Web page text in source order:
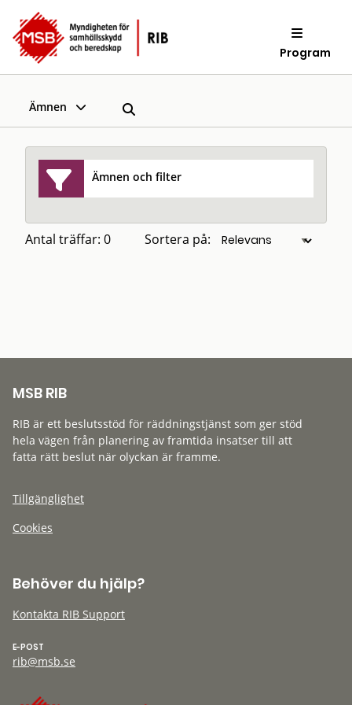
Program
Ämnen
Ämnen och filter
Antal träffar: 0 Sortera på:
MSB RIB
RIB är ett beslutsstöd för räddningstjänst som ger stöd
hela vägen från planering av framtida insatser till att
fatta rätt beslut när olyckan är framme.
Tillgänglighet
Cookies
Behöver du hjälp?
Kontakta RIB Support
E-POST
rib@msb.se